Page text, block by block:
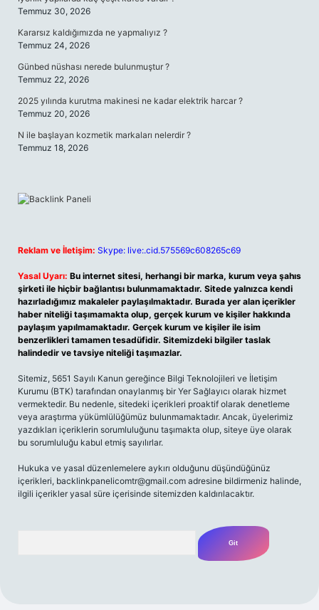
Temmuz 30, 2026
Kararsız kaldığımızda ne yapmalıyız ?
Temmuz 24, 2026
Günbed nüshası nerede bulunmuştur ?
Temmuz 22, 2026
2025 yılında kurutma makinesi ne kadar elektrik harcar ?
Temmuz 20, 2026
N ile başlayan kozmetik markaları nelerdir ?
Temmuz 18, 2026
Reklam ve İletişim: Skype: live:.cid.575569c608265c69
Yasal Uyarı: Bu internet sitesi, herhangi bir marka, kurum veya şahıs
şirketi ile hiçbir bağlantısı bulunmamaktadır. Sitede yalnızca kendi
hazırladığımız makaleler paylaşılmaktadır. Burada yer alan içerikler
haber niteliği taşımamakta olup, gerçek kurum ve kişiler hakkında
paylaşım yapılmamaktadır. Gerçek kurum ve kişiler ile isim
benzerlikleri tamamen tesadüfidir. Sitemizdeki bilgiler taslak
halindedir ve tavsiye niteliği taşımazlar.
Sitemiz, 5651 Sayılı Kanun gereğince Bilgi Teknolojileri ve İletişim
Kurumu (BTK) tarafından onaylanmış bir Yer Sağlayıcı olarak hizmet
vermektedir. Bu nedenle, sitedeki içerikleri proaktif olarak denetleme
veya araştırma yükümlülüğümüz bulunmamaktadır. Ancak, üyelerimiz
yazdıkları içeriklerin sorumluluğunu taşımakta olup, siteye üye olarak
bu sorumluluğu kabul etmiş sayılırlar.
Hukuka ve yasal düzenlemelere aykırı olduğunu düşündüğünüz
içerikleri, backlinkpanelicomtr@gmail.com adresine bildirmeniz halinde,
ilgili içerikler yasal süre içerisinde sitemizden kaldırılacaktır.